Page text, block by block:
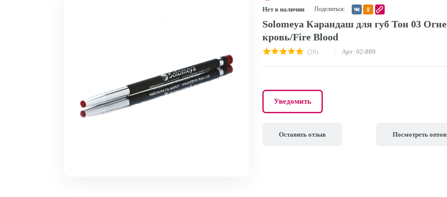
Нет в наличии Поделиться:
Solomeya Карандаш для губ Тон 03
кровь/Fire Blood
(26) Арт: 02-889
Уведомить
Оставить отзыв Посмотреть